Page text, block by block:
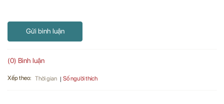
Gửi bình luận
(0) Bình luận
Xếp theo: Thời gian Số người thích